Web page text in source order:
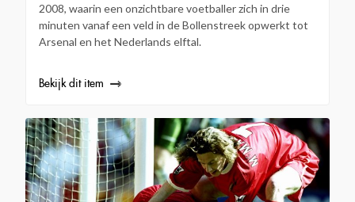
2008, waarin een onzichtbare voetballer zich in drie
minuten vanaf een veld in de Bollenstreek opwerkt tot
Arsenal en het Nederlands elftal.
Bekijk dit item